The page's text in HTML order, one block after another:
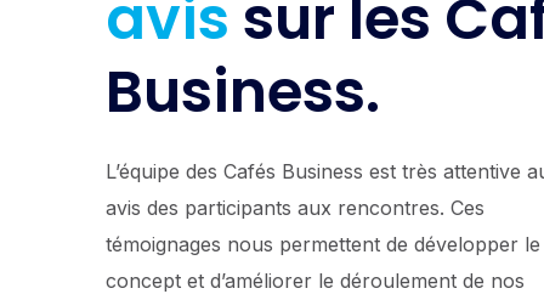
avis sur les
Business.
L’équipe des Cafés Business est très attentive
avis des participants aux rencontres. Ces
témoignages nous permettent de développer le
concept et d’améliorer le déroulement de nos